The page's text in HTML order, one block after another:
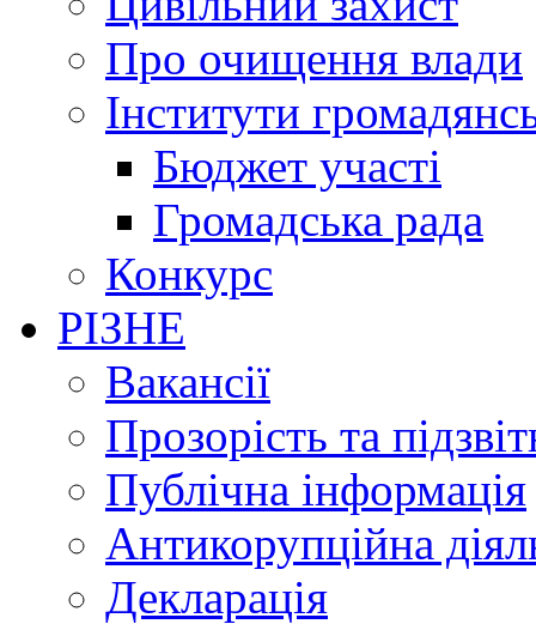
Про очищення влади
Інститути
Бюджет участі
Громадська рада
Конкурс
РІЗНЕ
Вакансії
Прозорість та
Публічна інформація
Антикорупційна
Декларація